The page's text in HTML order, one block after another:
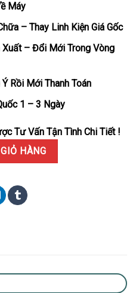
Máy
– Thay Linh Kiện Giá Gốc
– Đổi Mới Trong Vòng
Rồi Mới Thanh Toán
1 – 3 Ngày
Tư Vấn Tận Tình Chi Tiết !
Mặt Xanh Băng Họa Tiết Tổ
HÀNG